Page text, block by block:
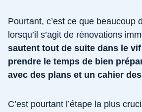
Pourtant, c’est ce que beaucoup
lorsqu’il s’agit de rénovations
sautent tout de suite dans le
prendre le temps de bien
avec des plans et un cahier
C’est pourtant l’étape la plus